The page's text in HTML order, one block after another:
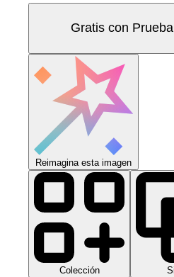
Gratis con Prueba
Reimagina esta imagen
Colección